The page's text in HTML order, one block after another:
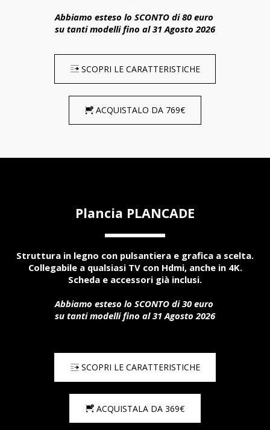
Abbiamo esteso lo SCONTO di 80 euro
su tanti modelli fino al 31 Agosto 2026
SCOPRI LE CARATTERISTICHE
ACQUISTALO DA 769€
Plancia PLANCADE
Struttura in legno con pulsantiera e grafica a scelta.
Collegabile a qualsiasi TV con Hdmi, anche in 4K.
Scheda e accessori già inclusi.
Abbiamo esteso lo SCONTO di 30 euro
su tanti modelli fino al 31 Agosto 2026
SCOPRI LE CARATTERISTICHE
ACQUISTALA DA 369€